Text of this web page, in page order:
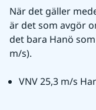
När det gäller
är det som avgör
det bara Hanö
m/s).
VNV 25,3 m/s